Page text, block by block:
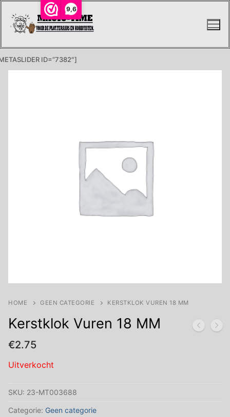
9,6
naar
ID=”7382″]
HOME GEEN CATEGORIE KERSTKLOK VUREN 18 MM
Kerstklok Vuren 18 MM
€2.75
Uitverkocht
SKU: 23-MT003688
Categorie: Geen categorie